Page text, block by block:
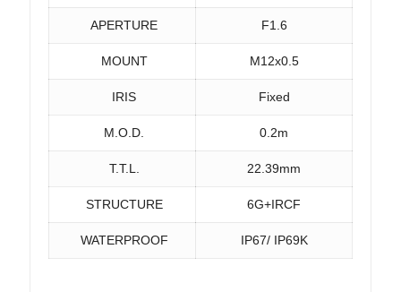
APERTURE F1.6
MOUNT M12x0.5
IRIS Fixed
M.O.D. 0.2m
T.T.L. 22.39mm
STRUCTURE 6G+IRCF
WATERPROOF IP67/ IP69K